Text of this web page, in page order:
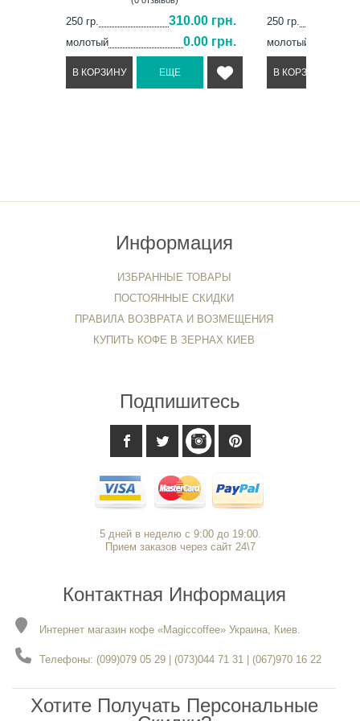
250 гр. 310.00 грн.
молотый 0.00 грн.
250 гр.
молотый
Информация
ИЗБРАННЫЕ ТОВАРЫ
ПОСТОЯННЫЕ СКИДКИ
ПРАВИЛА ВОЗВРАТА И ВОЗМЕЩЕНИЯ
КУПИТЬ КОФЕ В ЗЕРНАХ КИЕВ
Подпишитесь
5 дней в неделю с 9:00 до 19:00.
Прием заказов через сайт 24\7
Контактная Информация
Интернет магазин кофе «Magiccoffee» Украина, Киев.
Телефоны: (099)079 05 29 | (073)044 71 31 | (067)970 16 22
Хотите Получать Персональные